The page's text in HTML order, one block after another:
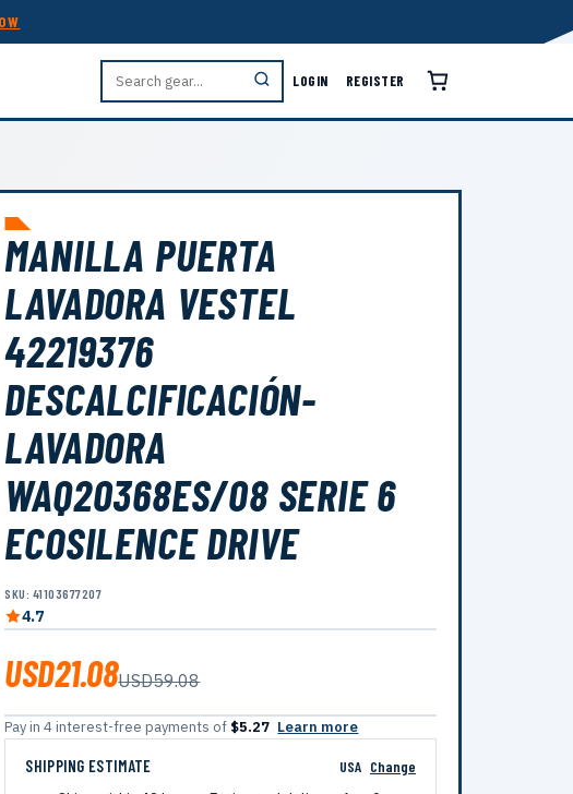
LOGIN REGISTER
MANILLA PUERTA
LAVADORA VESTEL
42219376
DESCALCIFICACIÓN-
LAVADORA
WAQ20368ES/08 SERIE 6
ECOSILENCE DRIVE
SKU: 41103677207
4.7
USD21.08USD59.08
Pay in 4 interest-free payments of $5.27 Learn more
SHIPPING ESTIMATE USA Change